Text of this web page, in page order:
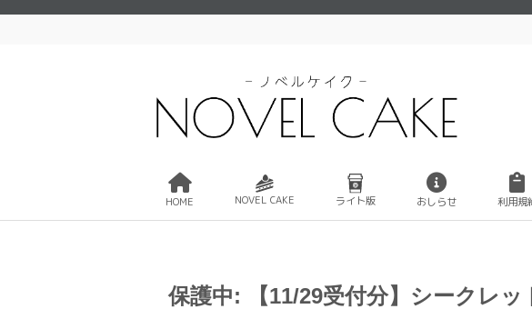
HOME NOVEL CAKE ライト版 おしらせ 利用規
保護中: 【11/29受付分】シークレッ